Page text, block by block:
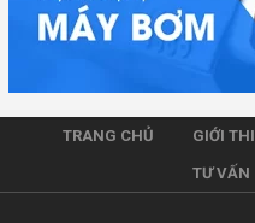
TRANG CHỦ GIỚI
TƯ VẤN